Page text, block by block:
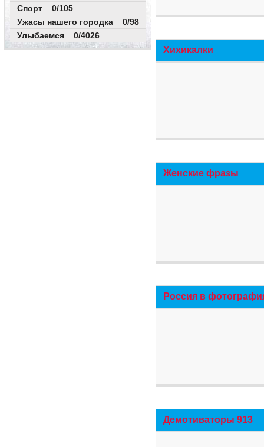
Спорт 0/105
Ужасы нашего городка 0/98
Улыбаемся 0/4026
Хихикалки
Женские фразы
Россия в
Демотиваторы 913